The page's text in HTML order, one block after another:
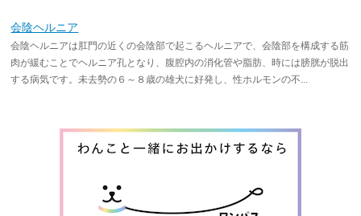
会陰ヘルニア
会陰ヘルニアは肛門の近くの会陰部で起こるヘルニアで、会陰部を構成する筋
肉が緩むことでヘルニア孔となり、腹腔内の消化管や脂肪、時には膀胱が脱出
する病気です。未去勢の６～８歳の雄犬に好発し、性ホルモンの不...